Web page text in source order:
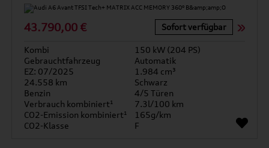
43.790,00 € Sofort verfügbar
Kombi
150 kW (204 PS)
Gebrauchtfahrzeug
Automatik
EZ: 07/2025
1.984 cm³
24.558 km
Schwarz
Benzin
4/5 Türen
Verbrauch kombiniert¹
7.3l/100 km
CO2-Emission kombiniert¹
165g/km
CO2-Klasse
F